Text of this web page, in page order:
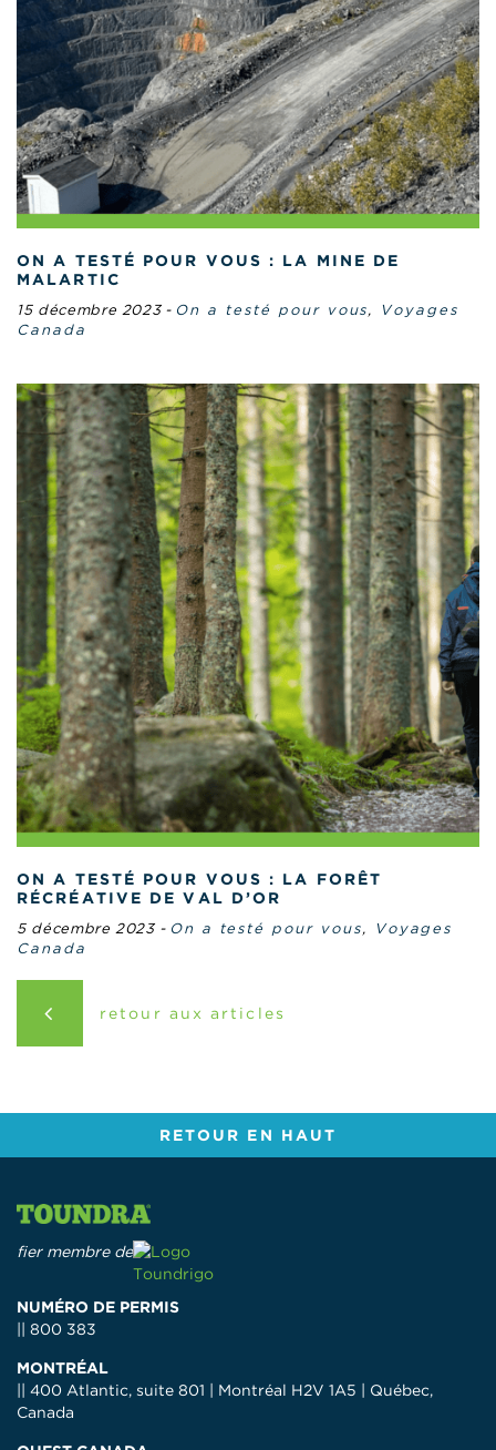
ON A TESTÉ POUR VOUS : LA MINE DE
MALARTIC
15 décembre 2023 - On a testé pour vous
Voyages
Canada
ON A TESTÉ POUR VOUS : LA FORÊT
RÉCRÉATIVE DE VAL D’OR
5 décembre 2023 - On a testé pour vous
Voyages
Canada
retour aux articles
RETOUR EN HAUT
NUMÉRO DE PERMIS
|| 800 383
MONTRÉAL
|| 400 Atlantic, suite 801 | Montréal H2V 1A5 | Québec,
Canada
fier membre de